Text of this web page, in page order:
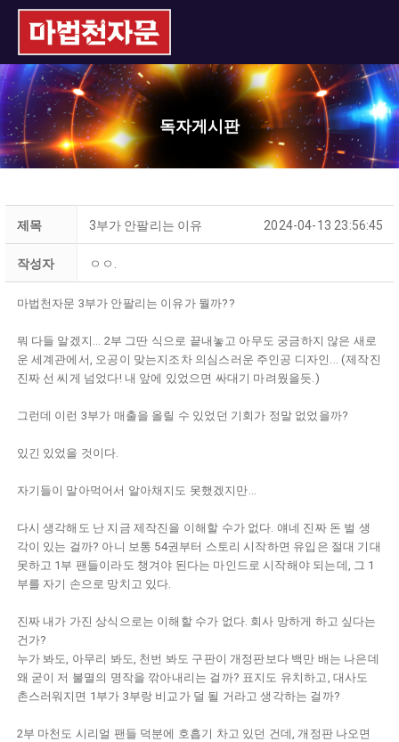
독자게시판
제목 3부가 안팔리는 이유 2024-04-13 23:56:45
작성자 ㅇㅇ.
마법천자문 3부가 안팔리는 이유가 뭘까??
뭐 다들 알겠지... 2부 그딴 식으로 끝내놓고 아무도 궁금하지 않은 새로
운 세계관에서, 오공이 맞는지조차 의심스러운 주인공 디자인... (제작진
진짜 선 씨게 넘었다! 내 앞에 있었으면 싸대기 마려웠을듯.)
그런데 이런 3부가 매출을 올릴 수 있었던 기회가 정말 없었을까?
있긴 있었을 것이다.
자기들이 말아먹어서 알아채지도 못했겠지만...
다시 생각해도 난 지금 제작진을 이해할 수가 없다. 얘네 진짜 돈 벌 생
각이 있는 걸까? 아니 보통 54권부터 스토리 시작하면 유입은 절대 기대
못하고 1부 팬들이라도 챙겨야 된다는 마인드로 시작해야 되는데, 그 1
부를 자기 손으로 망치고 있다.
진짜 내가 가진 상식으로는 이해할 수가 없다. 회사 망하게 하고 싶다는
건가?
누가 봐도, 아무리 봐도, 천번 봐도 구판이 개정판보다 백만 배는 나은데
왜 굳이 저 불멸의 명작을 깎아내리는 걸까? 표지도 유치하고, 대사도
촌스러워지면 1부가 3부랑 비교가 덜 될 거라고 생각하는 걸까?
2부 마천도 시리얼 팬들 덕분에 호흡기 차고 있던 건데, 개정판 나오면